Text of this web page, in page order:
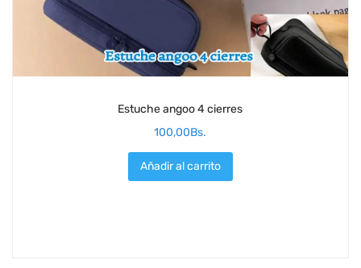
Estuche angoo 4 cierres
100,00Bs.
Añadir al carrito